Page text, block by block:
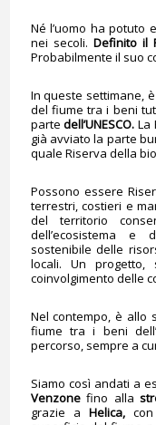
Né l’uomo ha potuto
nei secoli. Definito il
Probabilmente il suo
In queste settimane,
del fiume tra i beni
partedell’UNESCO.La
già avviato la parte
quale Riserva della
Possono essere
terrestri, costieri e
del territorio
dell’ecosistema e
sostenibile delle
locali. Un progetto,
coinvolgimento delle
Nel contempo, è allo
fiume tra i beni
percorso, sempre a
Siamo così andati a
Venzonefino alla
grazie a Helica,con